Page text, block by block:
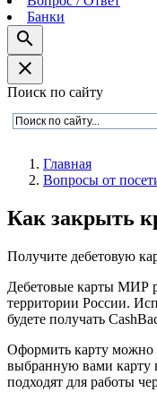
Банки
search
close
Поиск по сайту
Главная
Вопросы от
Как закрыть
Получите дебетовую
Дебетовые карты МИР
территории России.
будете получать
Оформить карту можно
выбранную вами карту
подходят для работы